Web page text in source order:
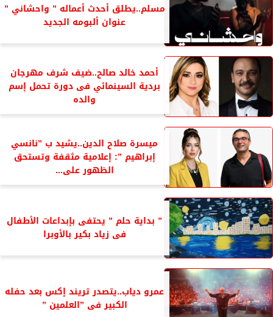
مسلم..يطلق أحدث أعماله ” واحشاني ”
عنوان ألبومه الجديد
أحمد خالد صالح..ضيف شرف مهرجان
بردية السينمائي فى دورة تحمل إسم
والده
ميسرة صلاح الدين..يشيد ب ”نانسي
إبراهيم ”: إعلامية مثقفة وتستحق
الظهور على...
” بداية حلم ” يحتفى بإبداعات الأطفال
فى زياد بكير بالأوبرا
عمرو دياب..يتصدر تريند إكس بعد حفله
الكبير فى ”العلمين ”